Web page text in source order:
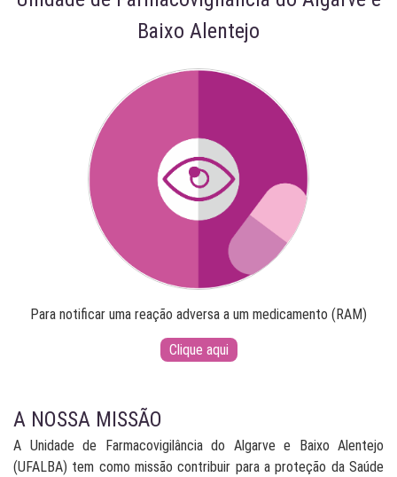
Baixo Alentejo
Para notificar uma reação adversa a um medicamento (RAM)
Clique aqui
A NOSSA MISSÃO
A Unidade de Farmacovigilância do Algarve e Baixo Alentejo
(UFALBA) tem como missão contribuir para a proteção da Saúde